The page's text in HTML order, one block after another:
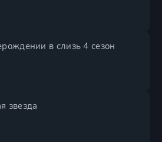
в слизь 4 сезон
звезда